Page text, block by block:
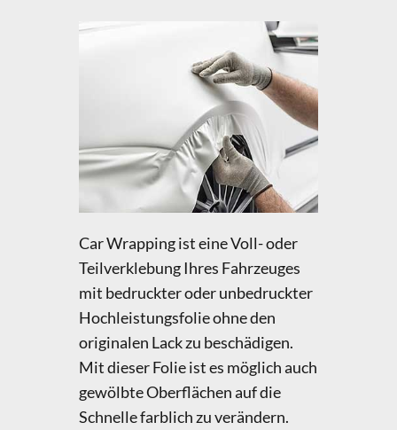
Car Wrapping ist eine Voll- oder
Teilverklebung Ihres Fahrzeuges
mit bedruckter oder unbedruckter
Hochleistungsfolie ohne den
originalen Lack zu beschädigen.
Mit dieser Folie ist es möglich auch
gewölbte Oberflächen auf die
Schnelle farblich zu verändern.